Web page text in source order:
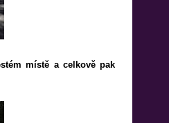
místě a celkově pak